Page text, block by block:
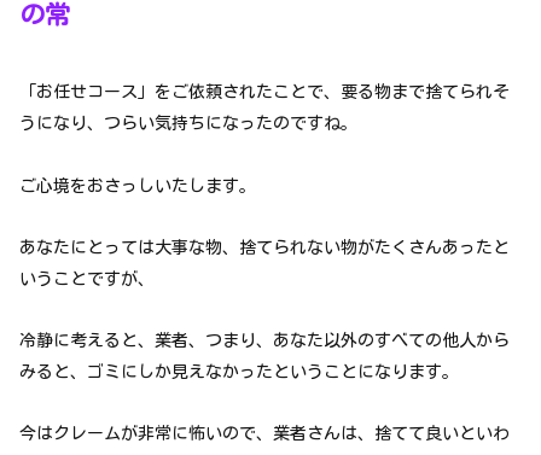
の常
「お任せコース」をご依頼されたことで、要る物まで捨てられそ
うになり、つらい気持ちになったのですね。
ご心境をおさっしいたします。
あなたにとっては大事な物、捨てられない物がたくさんあったと
いうことですが、
冷静に考えると、業者、つまり、あなた以外のすべての他人から
みると、ゴミにしか見えなかったということになります。
今はクレームが非常に怖いので、業者さんは、捨てて良いといわ